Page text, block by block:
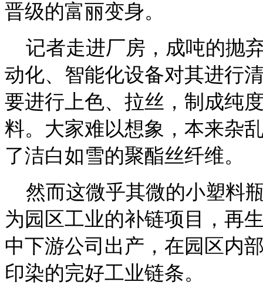
晋级的富丽变身。
记者走进厂房，成吨的抛
动化、智能化设备对其进行
要进行上色、拉丝，制成纯
料。大家难以想象，本来杂
了洁白如雪的聚酯丝纤维。
然而这微乎其微的小塑料
为园区工业的补链项目，再
中下游公司出产，在园区
印染的完好工业链条。